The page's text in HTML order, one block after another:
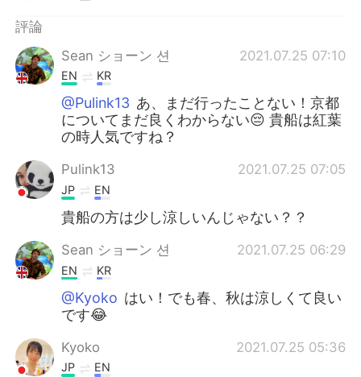
評論
Sean ショーン 션
2021.07.25 07:10
EN KR
@Pulink13 あ、まだ行ったことない！京都
についてまだ良くわからない😔 貴船は紅葉
の時人気ですね？
Pulink13 2021.07.25 07:05
JP EN
貴船の方は少し涼しいんじゃない？？
Sean ショーン 션 2021.07.25 06:29
EN KR
@Kyoko はい！でも春、秋は涼しくて良い
です😂
Kyoko 2021.07.25 05:36
JP EN